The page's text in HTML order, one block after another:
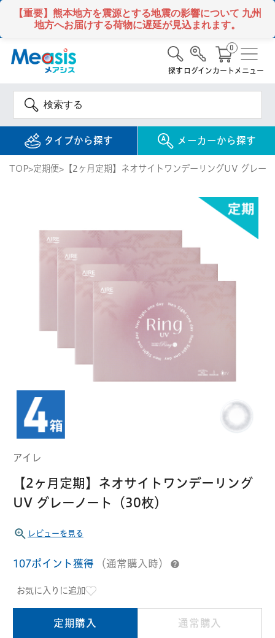
【重要】熊本地方を震源とする地震の影響について 九州
地方へお届けする荷物に遅延が見込まれます。
タイプから探す メーカーから探す
探す ログインカート
0
メニュー
2WEEK / 2週間 使い捨て
1MONTH / 1ヶ月 使い捨て
乱視用コンタクトレンズ
遠近両用 コンタクトレンズ
コンタクトレンズ
ハード
ソフト
ケア用品
メアシス
ジョンソン&ジョンソ
クーパービジョン
シード
アイミー
オフテクス
INFORMATION
MYコンタクト（らくらく再購入）
はじめての方へ
おトク定期便
Myクーポン
ご利用案内
TOP 定期便 【2ヶ月定期】ネオサイトワンデーリングUV グレー
アイレ
【2ヶ月定期】ネオサイトワンデーリング
UV グレーノート（30枚）
レビューを見る
107ポイント獲得 （通常購入時）
お気に入りに追加
定期購入 通常購入